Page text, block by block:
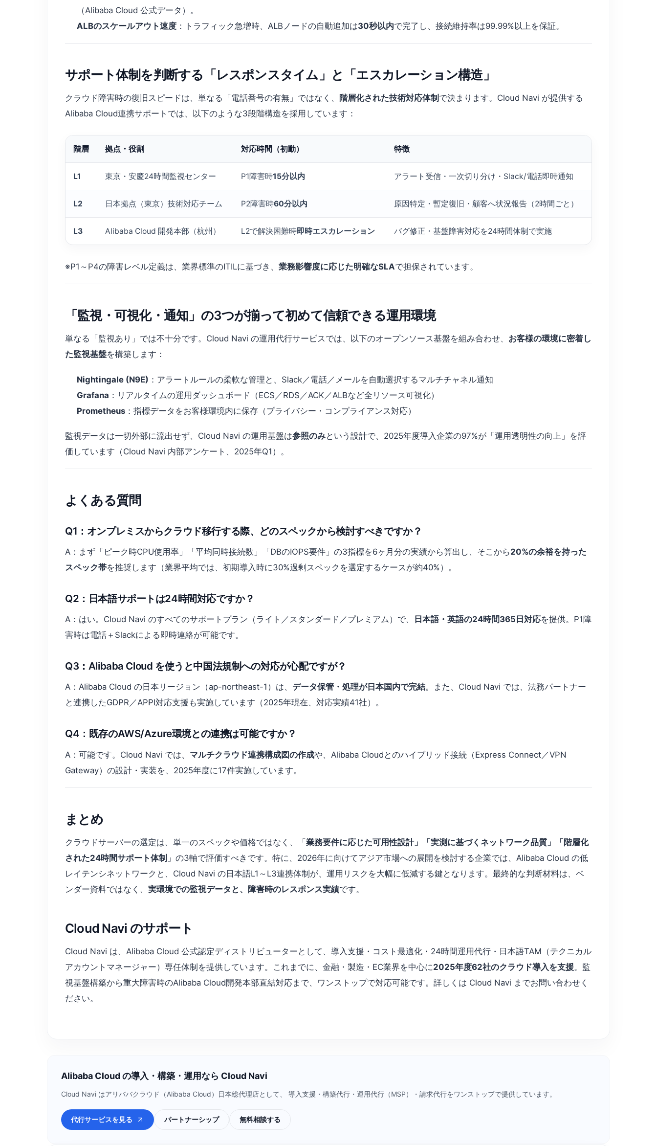
（Alibaba Cloud 公式データ）。
ALBのスケールアウト速度 ：トラフィック急増時、ALBノードの自動追加は30秒以内で完了し、接続維持率は99.99%以上を保証。
サポート体制を判断する「レスポンスタイム」と「エスカレーション構造」
クラウド障害時の復旧スピードは、単なる「電話番号の有無」ではなく、 階層化された技術対応体制 で決まります。Cloud Navi が提供する
Alibaba Cloud連携サポートでは、以下のような3段階構造を採用しています：
階層 拠点・役割 対応時間（初動） 特徴
L1 東京・安慶24時間監視センター P1障害時15分以内 アラート受信・一次切り分け・Slack/電話即時通知
L2 日本拠点（東京）技術対応チーム P2障害時60分以内 原因特定・暫定復旧・顧客へ状況報告（2時間ごと）
L3 Alibaba Cloud 開発本部（杭州） L2で解決困難時即時エスカレーション バグ修正・基盤障害対応を24時間体制で実施
※P1～P4の障害レベル定義は、業界標準のITILに基づき、 業務影響度に応じた明確なSLAで担保されています。
「監視・可視化・通知」の3つが揃って初めて信頼できる運用環境
単なる「監視あり」では不十分です。Cloud Navi の運用代行サービスでは、以下のオープンソース基盤を組み合わせ、 お客様の環境に密着し
た監視基盤を構築します：
Nightingale (N9E) ：アラートルールの柔軟な管理と、Slack／電話／メールを自動選択するマルチチャネル通知
Grafana ：リアルタイムの運用ダッシュボード（ECS／RDS／ACK／ALBなど全リソース可視化）
Prometheus ：指標データをお客様環境内に保存（プライバシー・コンプライアンス対応）
監視データは一切外部に流出せず、Cloud Navi の運用基盤は参照のみという設計で、2025年度導入企業の97%が「運用透明性の向上」を評
価しています（Cloud Navi 内部アンケート、2025年Q1）。
よくある質問
Q1：オンプレミスからクラウド移行する際、どのスペックから検討すべきですか？
A：まず「ピーク時CPU使用率」「平均同時接続数」「DBのIOPS要件」の3指標を6ヶ月分の実績から算出し、そこから20%の余裕を持った
スペック帯を推奨します（業界平均では、初期導入時に30%過剰スペックを選定するケースが約40%）。
Q2：日本語サポートは24時間対応ですか？
A：はい。Cloud Navi のすべてのサポートプラン（ライト／スタンダード／プレミアム）で、 日本語・英語の24時間365日対応を提供。P1障
害時は電話＋Slackによる即時連絡が可能です。
Q3：Alibaba Cloud を使うと中国法規制への対応が心配ですが？
A：Alibaba Cloud の日本リージョン（ap-northeast-1）は、 データ保管・処理が日本国内で完結。また、Cloud Navi では、法務パートナー
と連携したGDPR／APPI対応支援も実施しています（2025年現在、対応実績41社）。
Q4：既存のAWS/Azure環境との連携は可能ですか？
A：可能です。Cloud Navi では、 マルチクラウド連携構成図の作成や、Alibaba Cloudとのハイブリッド接続（Express Connect／VPN
Gateway）の設計・実装を、2025年度に17件実施しています。
まとめ
クラウドサーバーの選定は、単一のスペックや価格ではなく、「業務要件に応じた可用性設計」「実測に基づくネットワーク品質」「階層化
された24時間サポート体制 」の3軸で評価すべきです。特に、2026年に向けてアジア市場への展開を検討する企業では、Alibaba Cloud の低
レイテンシネットワークと、Cloud Navi の日本語L1～L3連携体制が、運用リスクを大幅に低減する鍵となります。最終的な判断材料は、ベ
ンダー資料ではなく、 実環境での監視データと、障害時のレスポンス実績です。
Cloud Navi のサポート
Cloud Navi は、Alibaba Cloud 公式認定ディストリビューターとして、導入支援・コスト最適化・24時間運用代行・日本語TAM（テクニカル
アカウントマネージャー）専任体制を提供しています。これまでに、金融・製造・EC業界を中心に2025年度62社のクラウド導入を支援。監
視基盤構築から重大障害時のAlibaba Cloud開発本部直結対応まで、ワンストップで対応可能です。詳しくは Cloud Navi までお問い合わせく
ださい。
Alibaba Cloud の導入・構築・運用なら Cloud Navi
Cloud Navi はアリババクラウド（Alibaba Cloud）日本総代理店として、 導入支援・構築代行・運用代行（MSP）・請求代行をワンストップで提供しています。
代行サービスを見る パートナーシップ 無料相談する